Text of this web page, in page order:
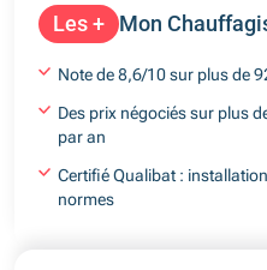
Les + Mon
Note de 8,6/10 sur plus de
Des prix négociés sur plus
par an
Certifié Qualibat :
normes